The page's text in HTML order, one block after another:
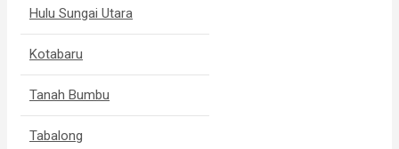
Hulu Sungai Utara
Kotabaru
Tanah Bumbu
Tabalong